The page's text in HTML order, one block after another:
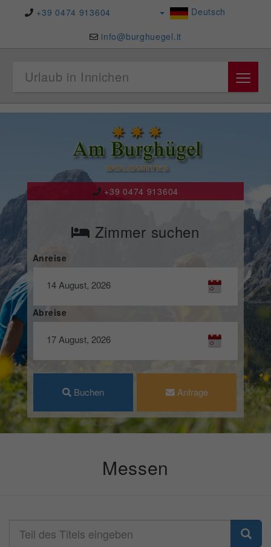
+39 0474 913604 Deutsch
info@burghuegel.it
Urlaub in Innichen ≡
+39 0474 913604
Zimmer suchen
Anreise
Abreise
Buchen Anfrage
Messen
des